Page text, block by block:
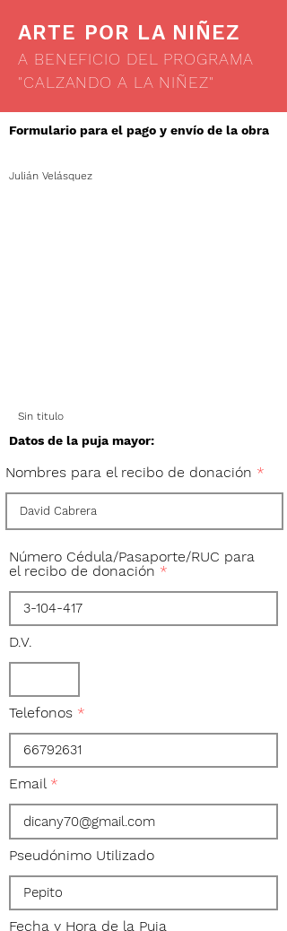
ARTE POR LA NIÑEZ
A BENEFICIO DEL PROGRAMA
"CALZANDO A LA NIÑEZ"
Formulario para el pago y envío de la obra
Julián Velásquez
Sin titulo
Datos de la puja mayor:
Nombres para el recibo de donación
Número Cédula/Pasaporte/RUC para
el recibo de donación
D.V.
Telefonos
Email
Pseudónimo Utilizado
Fecha y Hora de la Puja